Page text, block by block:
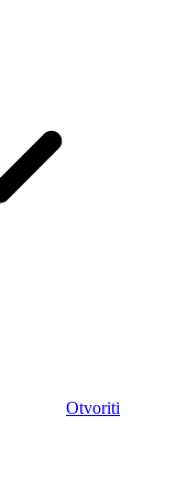
Otvoriti